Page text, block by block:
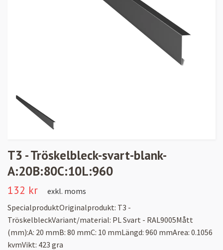
T3 - Tröskelbleck-svart-blank-
A:20B:80C:10L:960
132 kr
exkl. moms
SpecialproduktOriginalprodukt: T3 -
TröskelbleckVariant/material: PL Svart - RAL9005Mått
(mm):A: 20 mmB: 80 mmC: 10 mmLängd: 960 mmArea: 0.1056
kvmVikt: 423 gra